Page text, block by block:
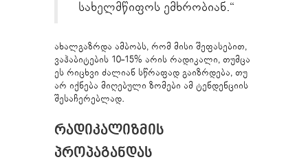
სახელმწიფოს ემხრობიან.“
ახალგაზრდა ამბობს, რომ მისი შეფასებით,
ვაჰაბიტების 10-15% არის რადიკალი, თუმცა
ეს რიცხვი ძალიან სწრაფად გაიზრდება, თუ
არ იქნება მიღებული ზომები ამ ტენდენციის
შესაჩერებლად.
ᲠᲐᲓᲘᲙᲐᲚᲘᲖᲛᲘᲡ
ᲞᲠᲝᲞᲐᲒᲐᲜᲓᲐᲡ